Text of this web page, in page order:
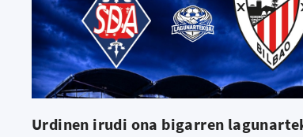
Urdinen irudi ona bigarren